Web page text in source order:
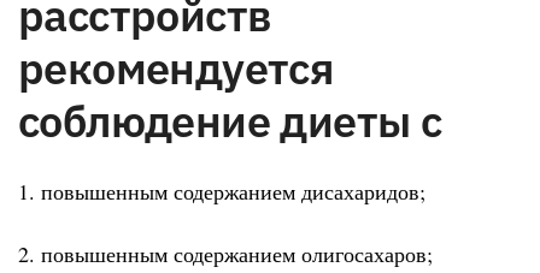
расстройств
рекомендуется
соблюдение диеты с
1. повышенным содержанием дисахаридов;
2. повышенным содержанием олигосахаров;